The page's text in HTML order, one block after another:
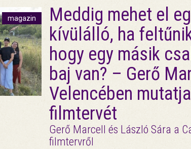
magazin
Meddig mehet el
kívülálló, ha
hogy egy másik
baj van? – Gerő
Velencében
filmtervét
Gerő Marcell és László Sára a
filmtervről